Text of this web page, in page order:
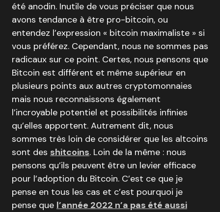
été anodin. Inutile de vous préciser que nous
avons tendance à être pro-bitcoin, ou
entendez l’expression « bitcoin maximaliste » si
vous préférez. Cependant, nous ne sommes pas
radicaux sur ce point. Certes, nous pensons que
Bitcoin est différent et même supérieur en
plusieurs points aux autres cryptomonnaies
mais nous reconnaissons également
l’incroyable potentiel et possibilités infinies
qu’elles apportent. Autrement dit, nous
sommes très loin de considérer que les altcoins
sont des shitcoins. Loin de la même : nous
pensons qu’ils peuvent être un levier efficace
pour l’adoption du Bitcoin. C’est ce que je
pense en tous les cas et c’est pourquoi je
pense que l’année 2022 n’a pas été aussi